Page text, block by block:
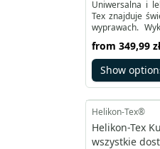
Uniwersalna i
Tex znajduje
wyprawach.
zapewnia
warstwą DWR -
na skuteczną
from 349,99 zł
Show
Helikon-Tex®
Helikon-Tex
wszystkie